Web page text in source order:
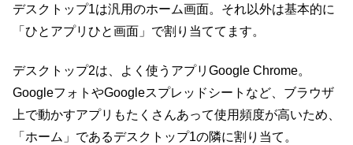
デスクトップ1は汎用のホーム画面。それ以外は基本的に
「ひとアプリひと画面」で割り当ててます。
デスクトップ2は、よく使うアプリGoogle Chrome。
GoogleフォトやGoogleスプレッドシートなど、ブラウザ
上で動かすアプリもたくさんあって使用頻度が高いため、
「ホーム」であるデスクトップ1の隣に割り当て。